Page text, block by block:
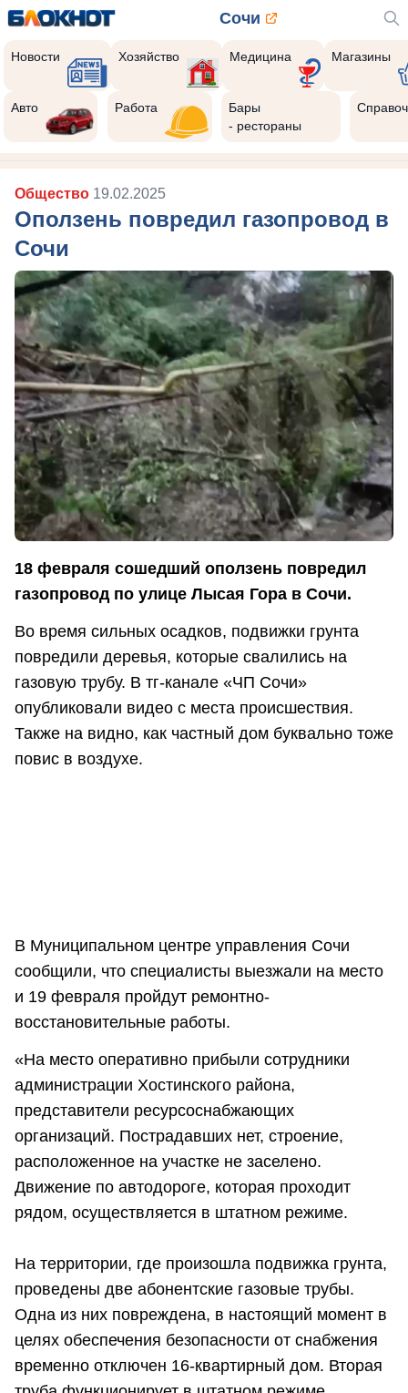
Сочи
Новости Хозяйство Медицина Магазины
Авто Работа
Бары
- рестораны
Общество 19.02.2025
Оползень повредил газопровод в
Сочи
18 февраля сошедший оползень повредил
газопровод по улице Лысая Гора в Сочи.
Во время сильных осадков, подвижки грунта
повредили деревья, которые свалились на
газовую трубу. В тг-канале «ЧП Сочи»
опубликовали видео с места происшествия.
Также на видно, как частный дом буквально тоже
повис в воздухе.
В Муниципальном центре управления Сочи
сообщили, что специалисты выезжали на место
и 19 февраля пройдут ремонтно-
восстановительные работы.
«На место оперативно прибыли сотрудники
администрации Хостинского района,
представители ресурсоснабжающих
организаций. Пострадавших нет, строение,
расположенное на участке не заселено.
Движение по автодороге, которая проходит
рядом, осуществляется в штатном режиме.
На территории, где произошла подвижка грунта,
проведены две абонентские газовые трубы.
Одна из них повреждена, в настоящий момент в
целях обеспечения безопасности от снабжения
временно отключен 16-квартирный дом. Вторая